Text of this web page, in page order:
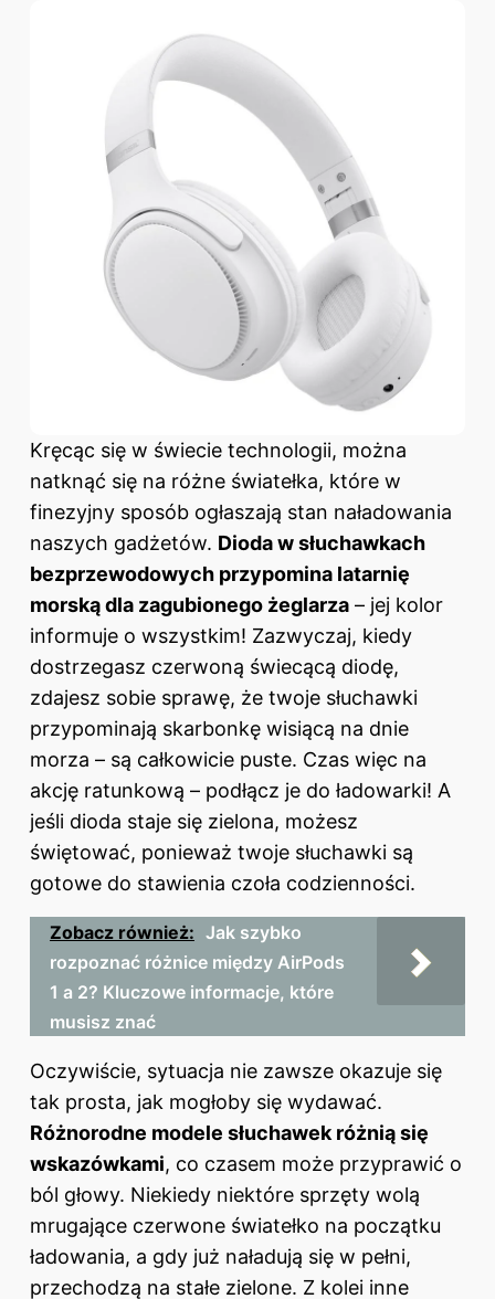
Kręcąc się w świecie technologii, można
natknąć się na różne światełka, które w
finezyjny sposób ogłaszają stan naładowania
naszych gadżetów. Dioda w słuchawkach
bezprzewodowych przypomina latarnię
morską dla zagubionego żeglarza – jej kolor
informuje o wszystkim! Zazwyczaj, kiedy
dostrzegasz czerwoną świecącą diodę,
zdajesz sobie sprawę, że twoje słuchawki
przypominają skarbonkę wisiącą na dnie
morza – są całkowicie puste. Czas więc na
akcję ratunkową – podłącz je do ładowarki! A
jeśli dioda staje się zielona, możesz
świętować, ponieważ twoje słuchawki są
gotowe do stawienia czoła codzienności.
Zobacz również: Jak szybko
rozpoznać różnice między AirPods
1 a 2? Kluczowe informacje, które
musisz znać
Oczywiście, sytuacja nie zawsze okazuje się
tak prosta, jak mogłoby się wydawać.
Różnorodne modele słuchawek różnią się
wskazówkami, co czasem może przyprawić o
ból głowy. Niekiedy niektóre sprzęty wolą
mrugające czerwone światełko na początku
ładowania, a gdy już naładują się w pełni,
przechodzą na stałe zielone. Z kolei inne